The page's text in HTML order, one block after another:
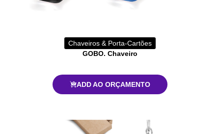
Chaveiros & Porta-Cartões
GOBO. Chaveiro
ADD AO ORÇAMENTO